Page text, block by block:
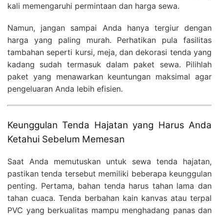
kali memengaruhi permintaan dan harga sewa.
Namun, jangan sampai Anda hanya tergiur dengan
harga yang paling murah. Perhatikan pula fasilitas
tambahan seperti kursi, meja, dan dekorasi tenda yang
kadang sudah termasuk dalam paket sewa. Pilihlah
paket yang menawarkan keuntungan maksimal agar
pengeluaran Anda lebih efisien.
Keunggulan Tenda Hajatan yang Harus Anda
Ketahui Sebelum Memesan
Saat Anda memutuskan untuk sewa tenda hajatan,
pastikan tenda tersebut memiliki beberapa keunggulan
penting. Pertama, bahan tenda harus tahan lama dan
tahan cuaca. Tenda berbahan kain kanvas atau terpal
PVC yang berkualitas mampu menghadang panas dan